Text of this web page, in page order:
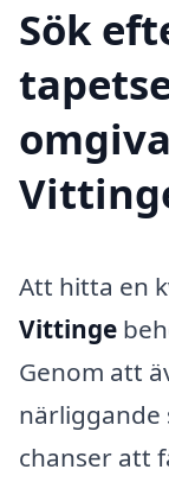
Sök
Att hitta en
Vittinge
Genom att
närliggande
chanser att